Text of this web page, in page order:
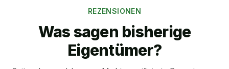
REZENSIONEN
Was sagen bisherige
Eigentümer?